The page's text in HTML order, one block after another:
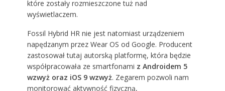
które zostały rozmieszczone tuż nad
wyświetlaczem.
Fossil Hybrid HR nie jest natomiast urządzeniem
napędzanym przez Wear OS od Google. Producent
zastosował tutaj autorską platformę, która będzie
współpracowała ze smartfonami z Androidem 5
wzwyż oraz iOS 9 wzwyż. Zegarem pozwoli nam
monitorować aktywność fizyczną,